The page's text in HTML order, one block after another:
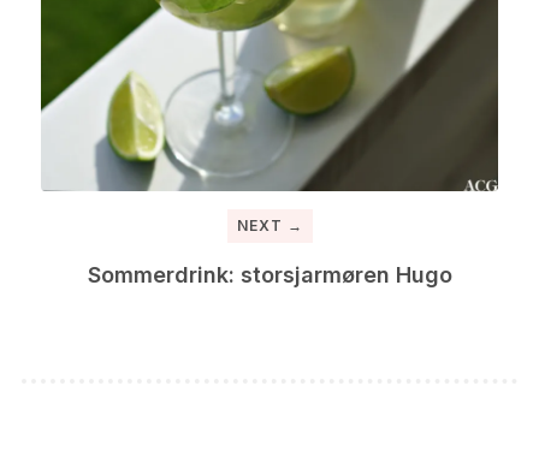
NEXT →
Sommerdrink: storsjarmøren Hugo